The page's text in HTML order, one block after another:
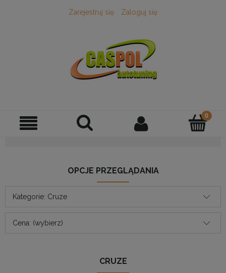
Zarejestruj się Zaloguj się
OPCJE PRZEGLĄDANIA
Kategorie: Cruze
Cena: (wybierz)
CRUZE